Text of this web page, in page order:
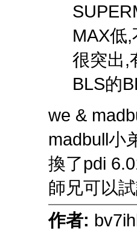
MAX低
很突出,
BLS的
we &
madbull小
換了pdi
師兄可以
作者: